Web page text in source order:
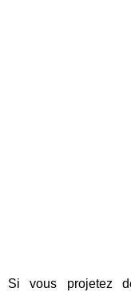
Si vous projetez